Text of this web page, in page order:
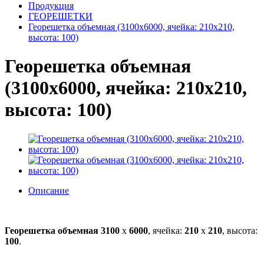
Продукция
ГЕОРЕШЕТКИ
Георешетка объемная (3100x6000, ячейка: 210x210,
высота: 100)
Георешетка объемная
(3100x6000, ячейка: 210x210,
высота: 100)
Описание
Георешетка объемная 3100 x 6000, ячейка: 210 x 210, высота:
100.